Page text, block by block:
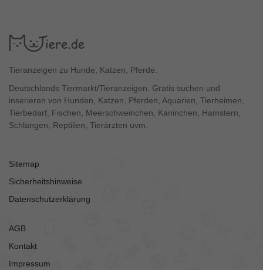
Tieranzeigen zu Hunde, Katzen, Pferde.
Deutschlands Tiermarkt/Tieranzeigen. Gratis suchen und
inserieren von Hunden, Katzen, Pferden, Aquarien, Tierheimen,
Tierbedarf, Fischen, Meerschweinchen, Kaninchen, Hamstern,
Schlangen, Reptilien, Tierärzten uvm.
Sitemap
Sicherheitshinweise
Datenschutzerklärung
AGB
Kontakt
Impressum